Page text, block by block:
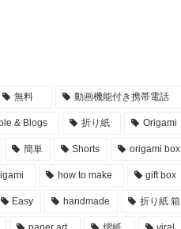
無料 動画機能付き携帯電話
& Blogs 折り紙 Origami
簡単 Shorts origami box
how to make gift box
Easy handmade 折り紙 箱